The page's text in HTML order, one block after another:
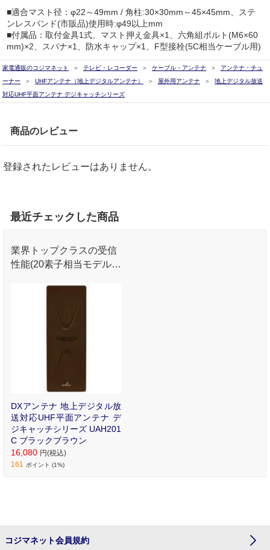
■適合マスト径：φ22～49mm / 角柱:30×30mm～45×45mm、ステ
ンレスバンド(市販品)使用時:φ49以上mm
■付属品：取付金具1式、マスト押え金具×1、六角組ボルト(M6×60
mm)×2、スパナ×1、防水キャップ×1、F型接栓(5C相当ケーブル用)
家電通販のコジマネット テレビ・レコーダー ケーブル・アンテナ
アンテナ・チュ
ーナー
UHFアンテナ（地上デジタルアンテナ） 屋外用アンテナ
地上デジタル放送
対応UHF平面アンテナ デジキャッチシリーズ
商品のレビュー
登録されたレビューはありません。
最近チェックした商品
業界トップクラスの受信
性能(20素子相当モデル7.
DXアンテナ 地上デジタル放
送対応UHF平面アンテナ デ
ジキャッチシリーズ UAH201
C ブラックブラウン
16,080 円(税込)
161 ポイント (1%)
コジマネット会員規約